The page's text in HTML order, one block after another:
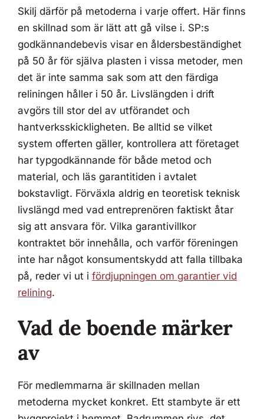
Skilj därför på metoderna i varje offert. Här finns
en skillnad som är lätt att gå vilse i. SP:s
godkännandebevis visar en åldersbeständighet
på 50 år för själva plasten i vissa metoder, men
det är inte samma sak som att den färdiga
reliningen håller i 50 år. Livslängden i drift
avgörs till stor del av utförandet och
hantverksskickligheten. Be alltid se vilket
system offerten gäller, kontrollera att företaget
har typgodkännande för både metod och
material, och läs garantitiden i avtalet
bokstavligt. Förväxla aldrig en teoretisk teknisk
livslängd med vad entreprenören faktiskt åtar
sig att ansvara för. Vilka garantivillkor
kontraktet bör innehålla, och varför föreningen
inte har något konsumentskydd att falla tillbaka
på, reder vi ut i fördjupningen om garantier vid
relining.
Vad de boende märker
av
För medlemmarna är skillnaden mellan
metoderna mycket konkret. Ett stambyte är ett